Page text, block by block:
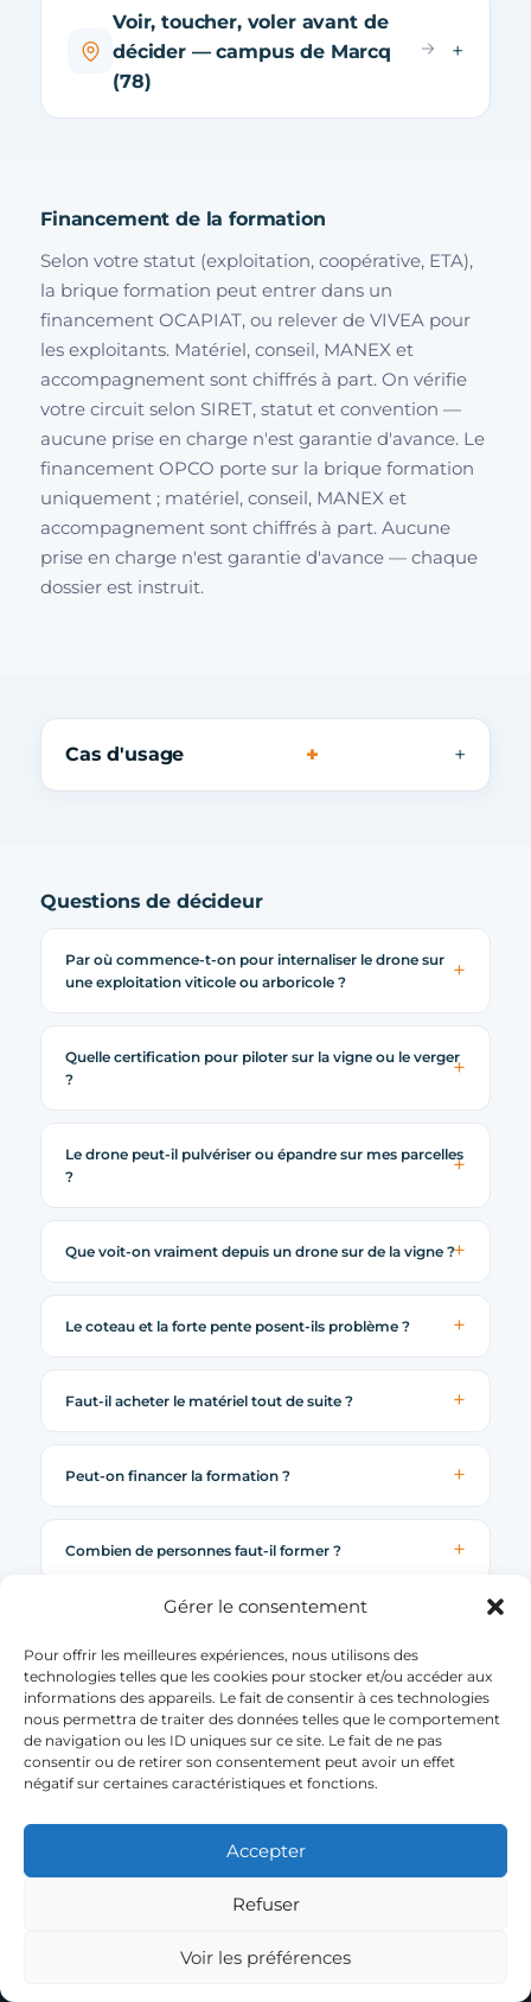
Gérer le consentement
Pour offrir les meilleures expériences, nous utilisons des
technologies telles que les cookies pour stocker et/ou accéder aux
informations des appareils. Le fait de consentir à ces technologies
nous permettra de traiter des données telles que le comportement
de navigation ou les ID uniques sur ce site. Le fait de ne pas
consentir ou de retirer son consentement peut avoir un effet
négatif sur certaines caractéristiques et fonctions.
Accepter
Refuser
Voir les préférences
Voir, toucher, voler avant de
décider — campus de Marcq
(78)
Financement de la formation
Selon votre statut (exploitation, coopérative, ETA),
la brique formation peut entrer dans un
financement OCAPIAT, ou relever de VIVEA pour
les exploitants. Matériel, conseil, MANEX et
accompagnement sont chiffrés à part. On vérifie
votre circuit selon SIRET, statut et convention —
aucune prise en charge n'est garantie d'avance. Le
financement OPCO porte sur la brique formation
uniquement ; matériel, conseil, MANEX et
accompagnement sont chiffrés à part. Aucune
prise en charge n'est garantie d'avance — chaque
dossier est instruit.
Cas d'usage +
Questions de décideur
Par où commence-t-on pour internaliser le drone sur
une exploitation viticole ou arboricole ?
Quelle certification pour piloter sur la vigne ou le verger
?
Le drone peut-il pulvériser ou épandre sur mes parcelles
?
Que voit-on vraiment depuis un drone sur de la vigne ?
Le coteau et la forte pente posent-ils problème ?
Faut-il acheter le matériel tout de suite ?
Peut-on financer la formation ?
Combien de personnes faut-il former ?
Demander un diagnostic capacité
Réponse rapide d'un conseiller. Plus c'est précis,